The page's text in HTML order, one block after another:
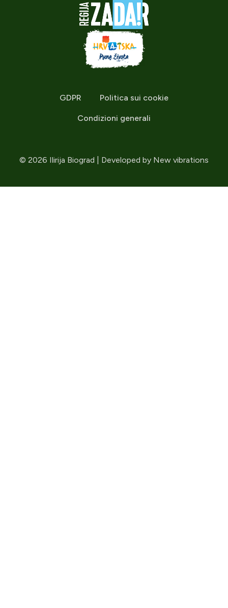
GDPR Politica sui cookie
Condizioni generali
© 2026 Ilirija Biograd | Developed by New vibrations